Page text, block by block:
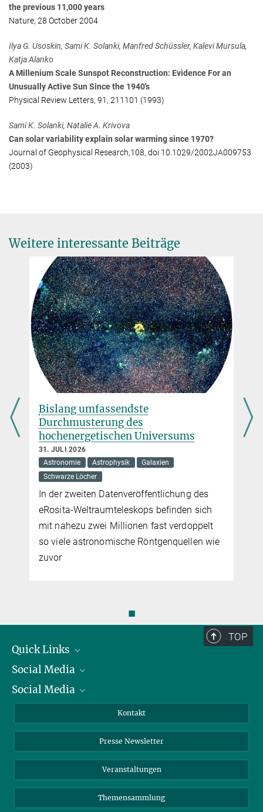
schuessler@...
the previous 11,000 years
Nature, 28 October 2004
Ilya G. Usoskin, Sami K. Solanki, Manfred Schüssler, Kalevi Mursula,
Katja Alanko
A Millenium Scale Sunspot Reconstruction: Evidence For an
Unusually Active Sun Since the 1940's
Physical Review Letters, 91, 211101 (1993)
Sami K. Solanki, Natalie A. Krivova
Can solar variability explain solar warming since 1970?
Journal of Geophysical Research,108, doi 10.1029/2002JA009753
(2003)
Weitere interessante Beiträge
Bislang umfassendste
Durchmusterung des
hochenergetischen Universums
31. JULI 2026
Astronomie
Astrophysik
Galaxien
Schwarze Löcher
In der zweiten Datenveröffentlichung des
eRosita-Weltraumteleskops befinden sich
mit nahezu zwei Millionen fast verdoppelt
so viele astronomische Röntgenquellen wie
zuvor
◼
TOP
Quick Links
Präsident
Zahlen und Fakten
Meldestelle Fehlverhalten
Social Media
Bluesky
TikTok
Social Media
Instagram
YouTube
Kontakt
Presse Newsletter
Veranstaltungen
Themensammlung